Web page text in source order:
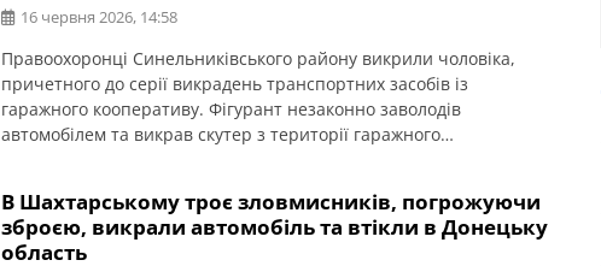
16 червня 2026, 14:58
Правоохоронці Синельниківського району викрили чоловіка,
причетного до серії викрадень транспортних засобів із
гаражного кооперативу. Фігурант незаконно заволодів
автомобілем та викрав скутер з території гаражного
районного управління поліції встановили та викрили 31-річного
чоловіка, причетного до вчинення злочинів. Як встановили
правоохоронці, 21 квітня […]
В Шахтарському троє зловмисників, погрожуючи
зброєю, викрали автомобіль та втікли в Донецьку
область